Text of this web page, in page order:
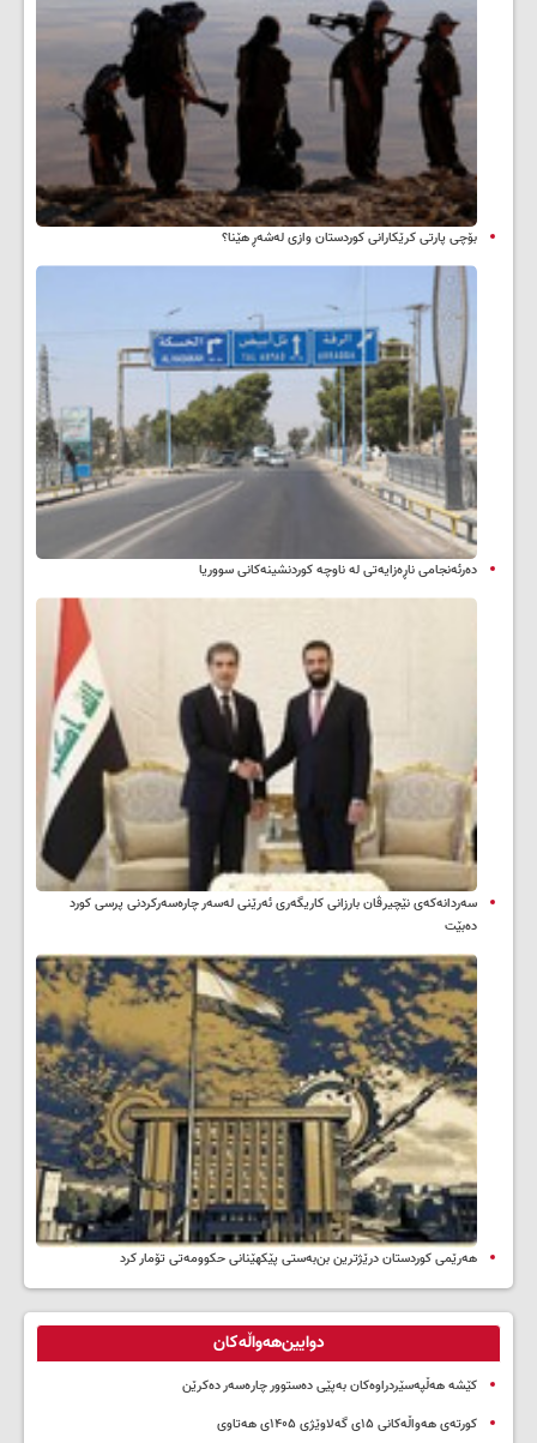
بۆچی پارتی کرێکارانی کوردستان وازی لەشەڕ هێنا؟
دەرئەنجامی ناڕەزایەتی لە ناوچە کوردنشینەکانی سووریا
سه‌ردانه‌کەی نێچیرڤان بارزانی كاریگه‌ری ئه‌رێنی له‌سه‌ر چاره‌سه‌ركردنی پرسی كورد
ده‌بێت
هەرێمی کوردستان درێژترین بن‌بەستی پێکهێنانی حکوومەتی تۆمار کرد
دوایین‌هەواڵەکان
کێشە هەڵپەسێردراوەکان بەپێی دەستوور چارەسەر دەکرێن
کورتەی هەواڵەکانی ۱۵ی گەلاوێژی ۱۴۰۵ی هەتاوی